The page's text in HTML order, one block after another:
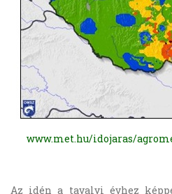
www.met.hu/idojaras/
Az idén a tavalyi évhez